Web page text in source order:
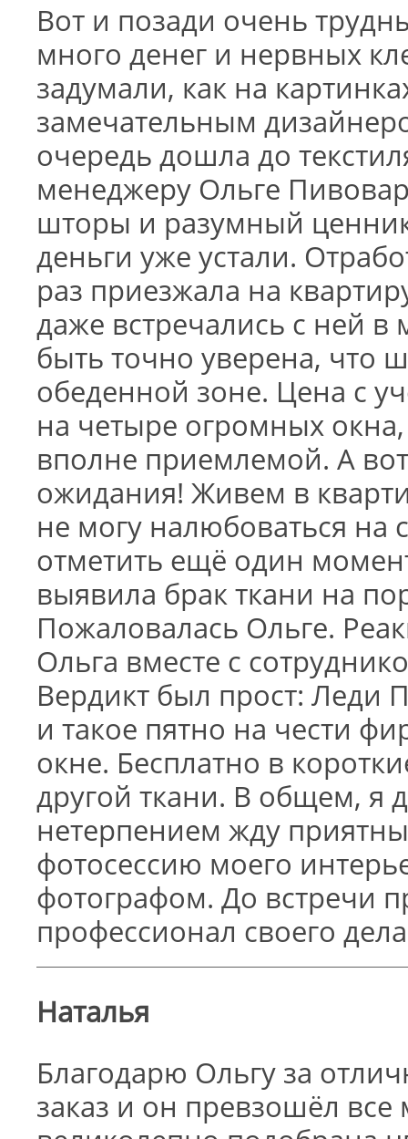
Вот и позади очень
много денег и нервных
задумали, как на
замечательным
очередь дошла до
менеджеру Ольге
шторы и разумный
деньги уже устали.
раз приезжала на
даже встречались с ней в
быть точно уверена, что
обеденной зоне. Цена с
на четыре огромных
вполне приемлемой. А
ожидания! Живем в
не могу налюбоваться
отметить ещё один
выявила брак ткани на
Пожаловалась Ольге.
Ольга вместе с
Вердикт был прост: Леди
и такое пятно на чести
окне. Бесплатно в
другой ткани. В общем, я
нетерпением жду
фотосессию моего
фотографом. До встречи
профессионал своего
Наталья
Благодарю Ольгу за
заказ и он превзошёл